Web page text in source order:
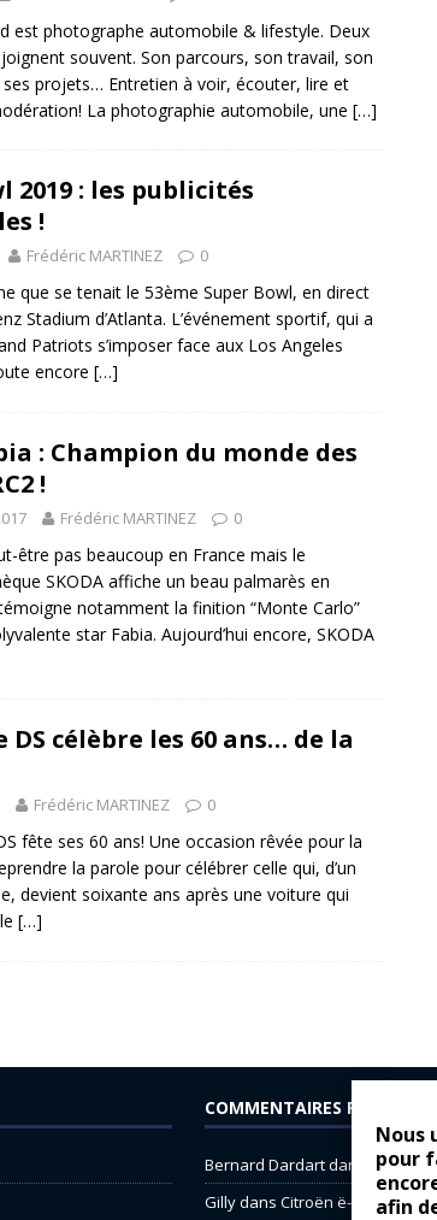
Nous
pour
afin
est photographe automobile & lifestyle. Deux
souvent. Son parcours, son travail, son
projets… Entretien à voir, écouter, lire et
La photographie automobile, une […]
2019 : les publicités
!
Frédéric MARTINEZ 0
que se tenait le 53ème Super Bowl, en direct
Stadium d’Atlanta. L’événement sportif, qui a
Patriots s’imposer face aux Los Angeles
encore […]
: Champion du monde des
!
Frédéric MARTINEZ 0
être pas beaucoup en France mais le
SKODA affiche un beau palmarès en
notamment la finition “Monte Carlo”
star Fabia. Aujourd’hui encore, SKODA
DS célèbre les 60 ans… de la
Frédéric MARTINEZ 0
fête ses 60 ans! Une occasion rêvée pour la
la parole pour célébrer celle qui, d’un
devient soixante ans après une voiture qui
[…]
COMMENTAIRES RÉCENTS
Bernard Dardartdans
Dacia
Gillydans Citroën ë-C3 : la